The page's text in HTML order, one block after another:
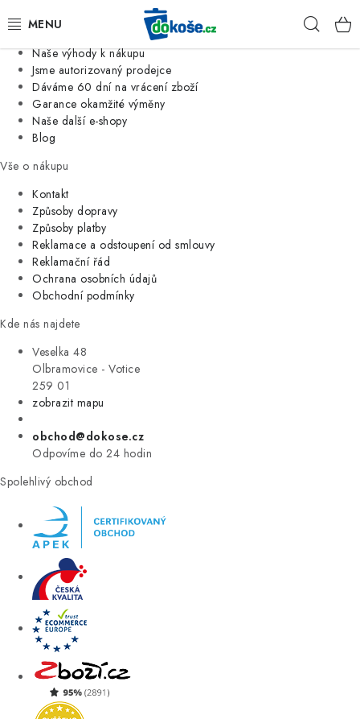
Jsme tradiční česká firma
Naše výhody k nákupu
Jsme autorizovaný prodejce
Dáváme 60 dní na vrácení zboží
Garance okamžité výměny
Naše další e-shopy
Blog
Vše o nákupu
Kontakt
Způsoby dopravy
Způsoby platby
Reklamace a odstoupení od smlouvy
Reklamační řád
Ochrana osobních údajů
Obchodní podmínky
Kde nás najdete
Veselka 48
Olbramovice - Votice
259 01
zobrazit mapu
obchod@dokose.cz
Odpovíme do 24 hodin
Spolehlivý obchod
KOŠE
SÁČKY
KUCHYNĚ
ORGANIZACE
DOMÁCNOST
ÚKLID
VÝPRODEJ
ZNAČKY
Úvod Kontakt Blog
Moje objednávka